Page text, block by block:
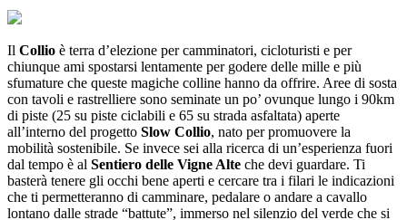
Il Collio è terra d’elezione per camminatori, cicloturisti e per
chiunque ami spostarsi lentamente per godere delle mille e più
sfumature che queste magiche colline hanno da offrire. Aree di sosta
con tavoli e rastrelliere sono seminate un po’ ovunque lungo i 90km
di piste (25 su piste ciclabili e 65 su strada asfaltata) aperte
all’interno del progetto Slow Collio, nato per promuovere la
mobilità sostenibile. Se invece sei alla ricerca di un’esperienza fuori
dal tempo è al Sentiero delle Vigne Alte che devi guardare. Ti
basterà tenere gli occhi bene aperti e cercare tra i filari le indicazioni
che ti permetteranno di camminare, pedalare o andare a cavallo
lontano dalle strade “battute”, immerso nel silenzio del verde che si